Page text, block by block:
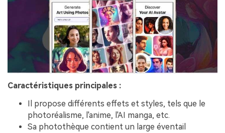
Caractéristiques principales :
Il propose différents effets et styles, tels que le
photoréalisme, l'anime, l'AI manga, etc.
Sa photothèque contient un large éventail